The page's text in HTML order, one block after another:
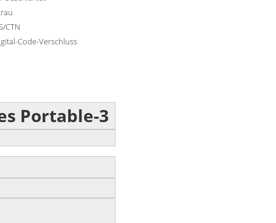
CTN
Code-Verschluss
Portable-3